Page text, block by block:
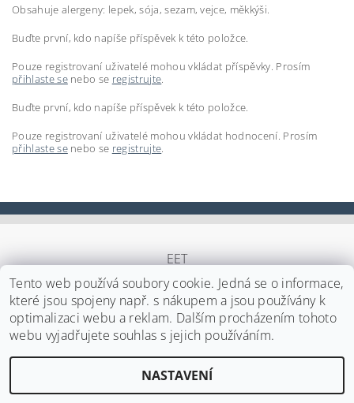
Obsahuje alergeny: lepek, sója, sezam, vejce, měkkýši.
Buďte první, kdo napíše příspěvek k této položce.
Pouze registrovaní uživatelé mohou vkládat příspěvky. Prosím
přihlaste senebo se registrujte.
Buďte první, kdo napíše příspěvek k této položce.
Pouze registrovaní uživatelé mohou vkládat hodnocení. Prosím
přihlaste senebo se registrujte.
EET
2026 ©Japa Foods s.r.o. , všechna práva vyhrazenaUpravit nastavení cookies
Vytvořil Shoptet
Tento web používá soubory cookie. Jedná se o informace,
které jsou spojeny např. s nákupem a jsou používány k
optimalizaci webu a reklam. Dalším procházením tohoto
webu vyjadřujete souhlas s jejich používáním.
NASTAVENÍ